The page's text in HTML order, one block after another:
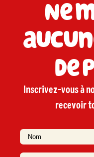
Ne
de
Inscrivez-vous à
recevoir
N